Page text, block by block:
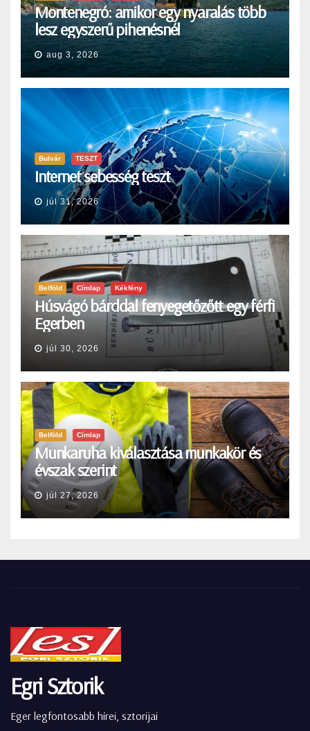
Montenegró: amikor egy nyaralás több
lesz egyszerű pihenésnél
aug 3, 2026
Bulvár TESZT
Internet sebesség teszt
júl 31, 2026
Belföld Címlap Kékfény
Húsvágó bárddal fenyegetőzőtt egy férfi
Egerben
júl 30, 2026
Belföld Címlap
Munkaruha kiválasztása munkakör és
évszak szerint
júl 27, 2026
Egri Sztorik
Eger legfontosabb hírei, sztorijai